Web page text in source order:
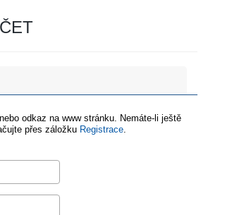
odkaz na www stránku. Nemáte-li ještě
přes záložku Registrace